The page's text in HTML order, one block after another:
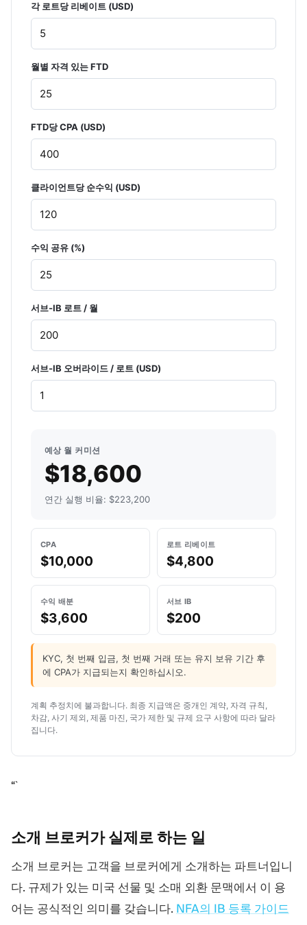
각 로트당 리베이트 (USD)
월별 자격 있는 FTD
FTD당 CPA (USD)
클라이언트당 순수익 (USD)
수익 공유 (%)
서브-IB 로트 / 월
서브-IB 오버라이드 / 로트 (USD)
예상 월 커미션
$18,600
연간 실행 비율: $223,200
CPA
$10,000
로트 리베이트
$4,800
수익 배분
$3,600
서브 IB
$200
KYC, 첫 번째 입금, 첫 번째 거래 또는 유지 보유 기간 후
에 CPA가 지급되는지 확인하십시오.
계획 추정치에 불과합니다. 최종 지급액은 중개인 계약, 자격 규칙,
차감, 사기 제외, 제품 마진, 국가 제한 및 규제 요구 사항에 따라 달라
집니다.
“`
소개 브로커가 실제로 하는 일
소개 브로커는 고객을 브로커에게 소개하는 파트너입니
다. 규제가 있는 미국 선물 및 소매 외환 문맥에서 이 용
어는 공식적인 의미를 갖습니다. NFA의 IB 등록 가이드